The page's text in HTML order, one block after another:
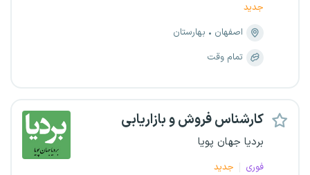
جدید
اصفهان
بهارستان
تمام وقت
کارشناس فروش و بازاریابی
بردیا جهان پویا
فوری
جدید